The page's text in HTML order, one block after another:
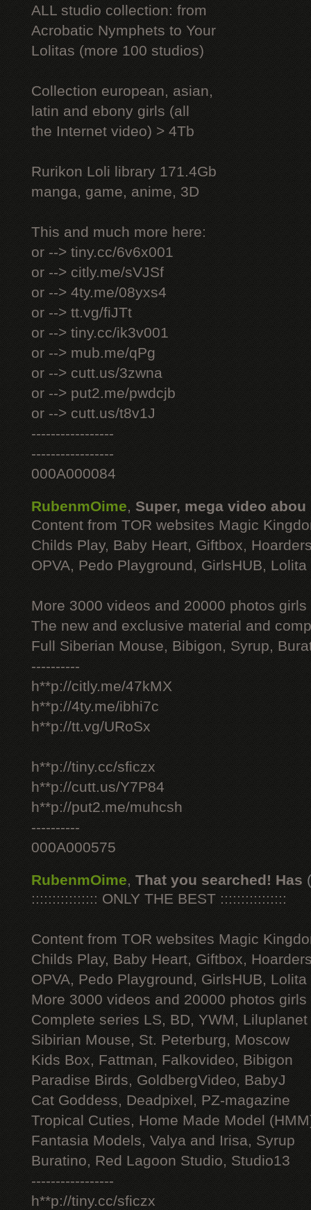
ALL studio collection: from
Acrobatic Nymрhеts to Your
Lоlitаs (more 100 studios)
Collection european, asian,
latin and ebony girls (all
the Internet video) > 4Tb
Rurikon Lоli library 171.4Gb
manga, game, anime, 3D
This and much more here:
or --> tiny.cc/6v6x001
or --> citly.me/sVJSf
or --> 4ty.me/08yxs4
or --> tt.vg/fiJTt
or --> tiny.cc/ik3v001
or --> mub.me/qPg
or --> cutt.us/3zwna
or --> put2.me/pwdcjb
or --> cutt.us/t8v1J
-----------------
-----------------
000A000084
RubenmOime, Super, mega video abou
Content from TOR websites Magic
Childs Play, Baby Heart, Giftbox,
OPVA, Pedo Playground, GirlsHUB, Lolita
More 3000 videos and 20000 photos
The new and exclusive material and
Full Siberian Mouse, Bibigon, Syrup,
----------
h**p://citly.me/47kMX
h**p://4ty.me/ibhi7c
h**p://tt.vg/URoSx
h**p://tiny.cc/sficzx
h**p://cutt.us/Y7P84
h**p://put2.me/muhcsh
----------
000A000575
RubenmOime, That you searched! Has
:::::::::::::::: ONLY THE BEST ::::::::::::::::
Content from TOR websites Magic
Childs Play, Baby Heart, Giftbox,
OPVA, Pedo Playground, GirlsHUB, Lolita
More 3000 videos and 20000 photos
Complete series LS, BD, YWM, Liluplanet
Sibirian Mouse, St. Peterburg, Moscow
Kids Box, Fattman, Falkovideo, Bibigon
Paradise Birds, GoldbergVideo, BabyJ
Cat Goddess, Deadpixel, PZ-magazine
Tropical Cuties, Home Made Model
Fantasia Models, Valya and Irisa, Syrup
Buratino, Red Lagoon Studio, Studio13
-----------------
h**p://tiny.cc/sficzx